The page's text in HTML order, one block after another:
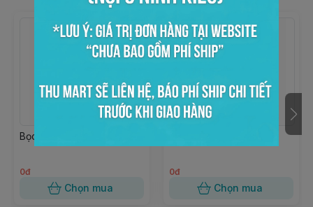
Bọc kiếng trong 15x20
0đ
Chọn mua
0đ
Chọn mua